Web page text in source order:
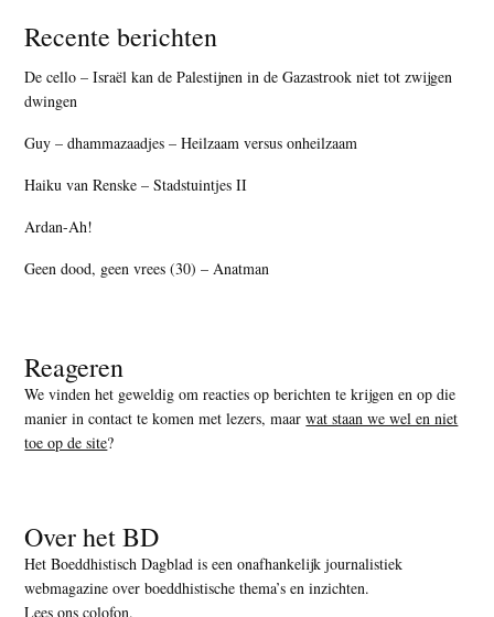
Recente berichten
De cello – Israël kan de Palestijnen in de Gazastrook niet tot zwijgen
dwingen
Guy – dhammazaadjes – Heilzaam versus onheilzaam
Haiku van Renske – Stadstuintjes II
Ardan-Ah!
Geen dood, geen vrees (30) – Anatman
Reageren
We vinden het geweldig om reacties op berichten te krijgen en op die
manier in contact te komen met lezers, maarwat staan we wel en niet
toe op de site?
Over het BD
Het Boeddhistisch Dagblad is een onafhankelijk journalistiek
webmagazine over boeddhistische thema’s en inzichten.
Lees ons colofon.